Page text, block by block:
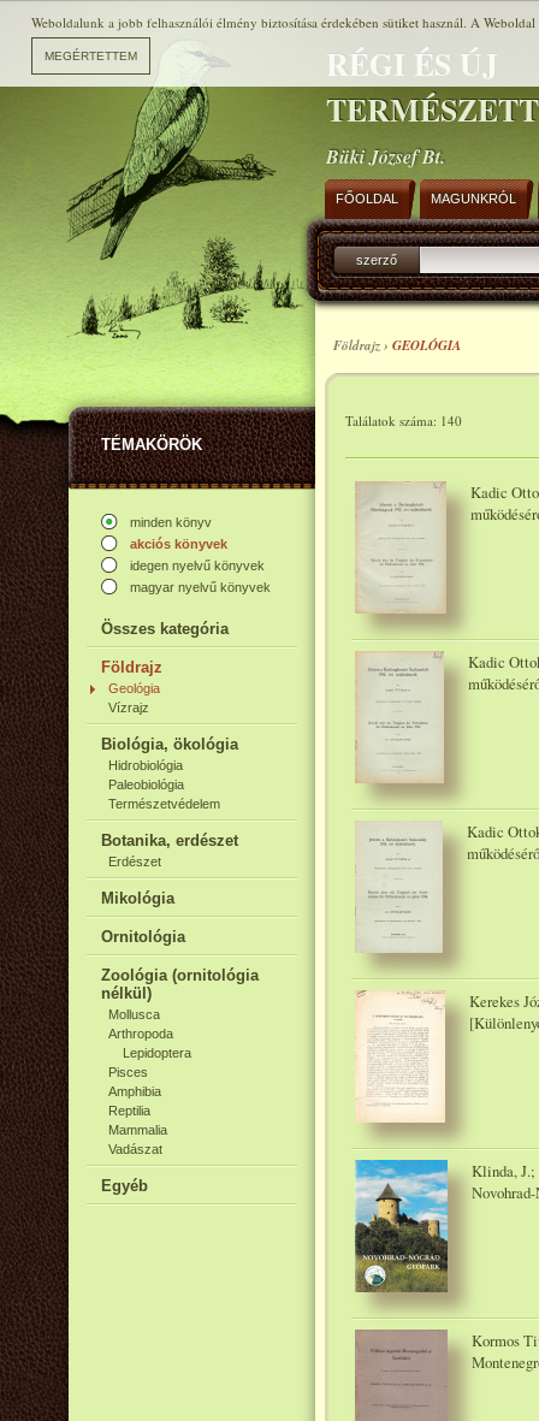
RÉGI ÉS ÚJ
Büki József Bt.
TÉMAKÖRÖK
minden könyv
akciós könyvek
idegen nyelvű könyvek
magyar nyelvű könyvek
Összes kategória
Földrajz
Geológia
Vízrajz
Biológia, ökológia
Hidrobiológia
Paleobiológia
Természetvédelem
Botanika, erdészet
Erdészet
Mikológia
Ornitológia
Zoológia (ornitológia
nélkül)
Mollusca
Arthropoda
Lepidoptera
Pisces
Amphibia
Reptilia
Mammalia
Vadászat
Egyéb
FŐOLDAL MAGUNKRÓL
szerző
Földrajz › GEOLÓGIA
Találatok száma: 140
Kadic
Kadic
Kadic
Kerekes
Klinda, J.;
Kormos
Weboldalunk a jobb felhasználói élmény biztosítása érdekében sütiket használ. A